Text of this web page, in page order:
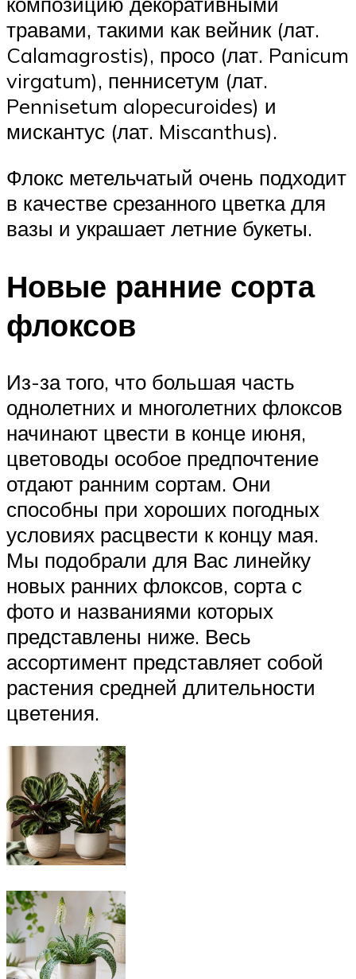
травами, такими как вейник (лат.
Calamagrostis), просо (лат. Panicum
virgatum), пеннисетум (лат.
Pennisetum alopecuroides) и
мискантус (лат. Miscanthus).
Флокс метельчатый очень подходит
в качестве срезанного цветка для
вазы и украшает летние букеты.
Новые ранние сорта
флоксов
Из-за того, что большая часть
однолетних и многолетних флоксов
начинают цвести в конце июня,
цветоводы особое предпочтение
отдают ранним сортам. Они
способны при хороших погодных
условиях расцвести к концу мая.
Мы подобрали для Вас линейку
новых ранних флоксов, сорта с
фото и названиями которых
представлены ниже. Весь
ассортимент представляет собой
растения средней длительности
цветения.